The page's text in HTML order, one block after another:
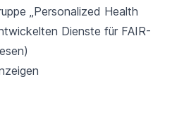
„Personalized Health
Dienste für FAIR-